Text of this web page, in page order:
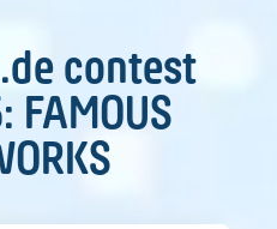
contest